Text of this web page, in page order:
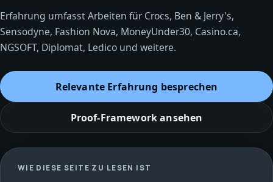
Erfahrung umfasst Arbeiten für Crocs, Ben & Jerry's,
Sensodyne, Fashion Nova, MoneyUnder30, Casino.ca,
NGSOFT, Diplomat, Ledico und weitere.
Relevante Erfahrung besprechen
Proof‑Framework ansehen
WIE DIESE SEITE ZU LESEN IST